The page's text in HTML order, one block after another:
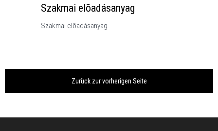
Szakmai elõadásanyag
Szakmai elõadásanyag
Zurück zur vorherigen Seite